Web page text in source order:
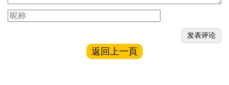
返回上一頁